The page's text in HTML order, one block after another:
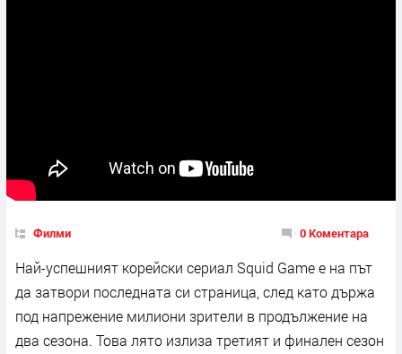
Филми 0 Коментара
Най-успешният корейски сериал Squid Game е на път
да затвори последната си страница, след като държа
под напрежение милиони зрители в продължение на
два сезона. Това лято излиза третият и финален сезон